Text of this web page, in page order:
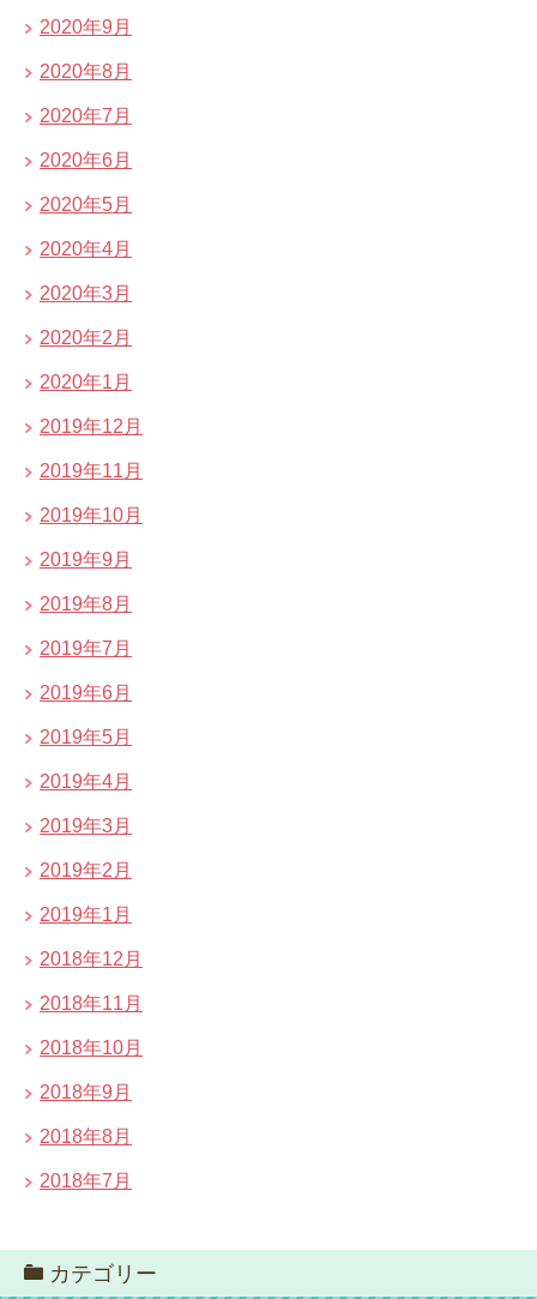
2020年9月
2020年8月
2020年7月
2020年6月
2020年5月
2020年4月
2020年3月
2020年2月
2020年1月
2019年12月
2019年11月
2019年10月
2019年9月
2019年8月
2019年7月
2019年6月
2019年5月
2019年4月
2019年3月
2019年2月
2019年1月
2018年12月
2018年11月
2018年10月
2018年9月
2018年8月
2018年7月
カテゴリー